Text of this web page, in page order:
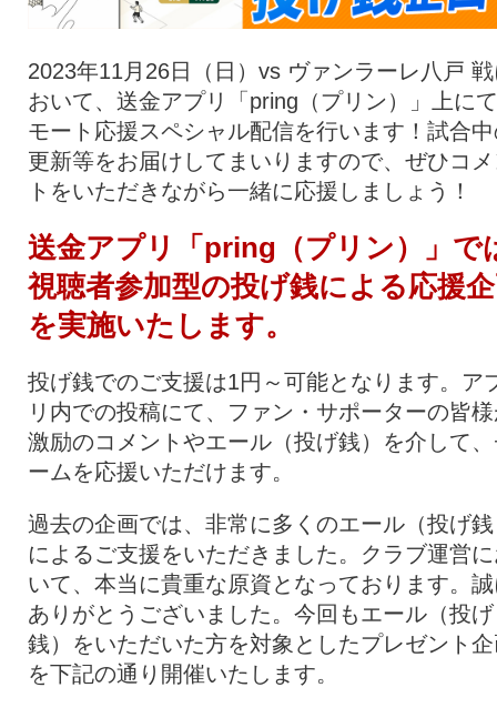
2023年11月26日（日）vs ヴァンラーレ八戸
おいて、送金アプリ「pring（プリン）」上に
モート応援スペシャル配信を行います！試合
更新等をお届けしてまいりますので、ぜひコ
トをいただきながら一緒に応援しましょう！
送金アプリ「pring（プリン）」で
視聴者参加型の投げ銭による応援
を実施いたします。
投げ銭でのご支援は1円～可能となります。ア
リ内での投稿にて、ファン・サポーターの皆
激励のコメントやエール（投げ銭）を介して
ームを応援いただけます。
過去の企画では、非常に多くのエール（投げ
によるご支援をいただきました。クラブ運営
いて、本当に貴重な原資となっております。
ありがとうございました。今回もエール（投げ
銭）をいただいた方を対象としたプレゼント
を下記の通り開催いたします。